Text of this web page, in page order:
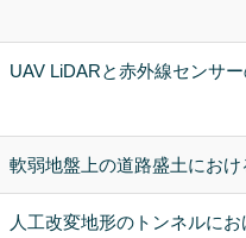
UAV LiDARと赤外線センサ
軟弱地盤上の道路盛土にお
人工改変地形のトンネルに